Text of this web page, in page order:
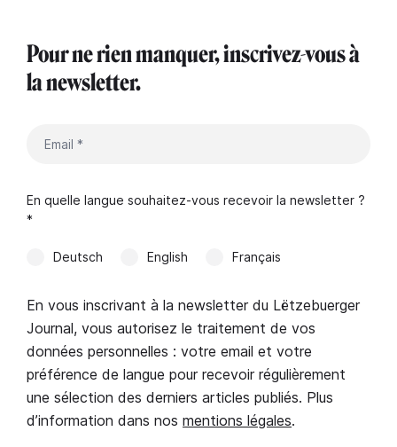
Pour ne rien manquer, inscrivez-vous à
la newsletter.
En quelle langue souhaitez-vous recevoir la newsletter ?
*
Deutsch English Français
En vous inscrivant à la newsletter du Lëtzebuerger
Journal, vous autorisez le traitement de vos
données personnelles : votre email et votre
préférence de langue pour recevoir régulièrement
une sélection des derniers articles publiés. Plus
d’information dans nos mentions légales.